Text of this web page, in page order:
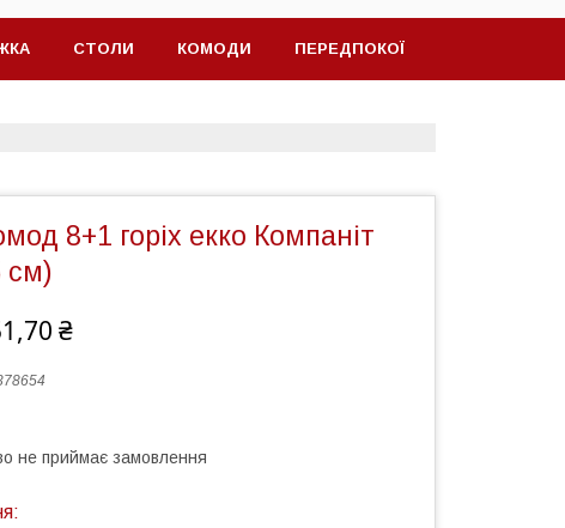
СТОЛИ КОМОДИ ПЕРЕДПОКОЇ
8+1 горіх екко Компаніт
см)
₴
не приймає замовлення